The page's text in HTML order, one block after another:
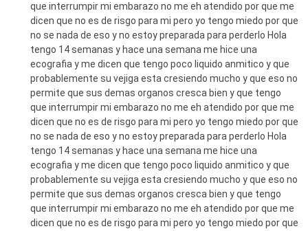
que interrumpir mi embarazo no me eh atendido por que me
dicen que no es de risgo para mi pero yo tengo miedo por que
no se nada de eso y no estoy preparada para perderlo Hola
tengo 14 semanas y hace una semana me hice una
ecografia y me dicen que tengo poco liquido anmitico y que
probablemente su vejiga esta cresiendo mucho y que eso no
permite que sus demas organos cresca bien y que tengo
que interrumpir mi embarazo no me eh atendido por que me
dicen que no es de risgo para mi pero yo tengo miedo por que
no se nada de eso y no estoy preparada para perderlo Hola
tengo 14 semanas y hace una semana me hice una
ecografia y me dicen que tengo poco liquido anmitico y que
probablemente su vejiga esta cresiendo mucho y que eso no
permite que sus demas organos cresca bien y que tengo
que interrumpir mi embarazo no me eh atendido por que me
dicen que no es de risgo para mi pero yo tengo miedo por que